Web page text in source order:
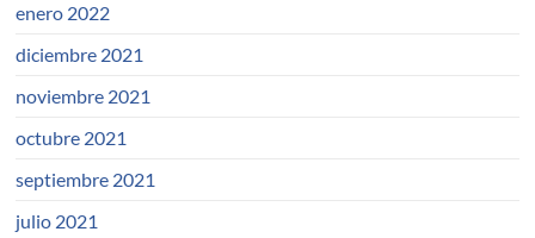
enero 2022
diciembre 2021
noviembre 2021
octubre 2021
septiembre 2021
julio 2021